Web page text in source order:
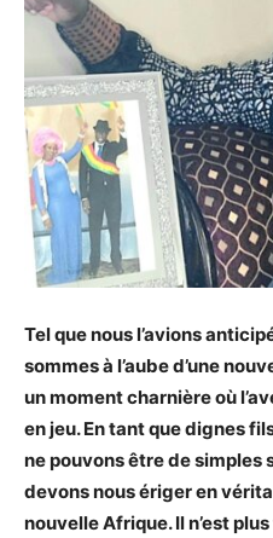
Tel que nous l’avions
sommes à l’aube d’une
un moment charnière où
en jeu. En tant que dignes
ne pouvons être de simples
devons nous ériger en
nouvelle Afrique. Il n’est